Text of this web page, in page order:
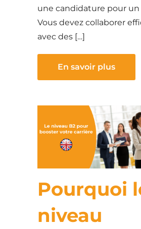
une candidature pour un
Vous devez collaborer
avec des […]
En savoir plus
Pourquoi
niveau